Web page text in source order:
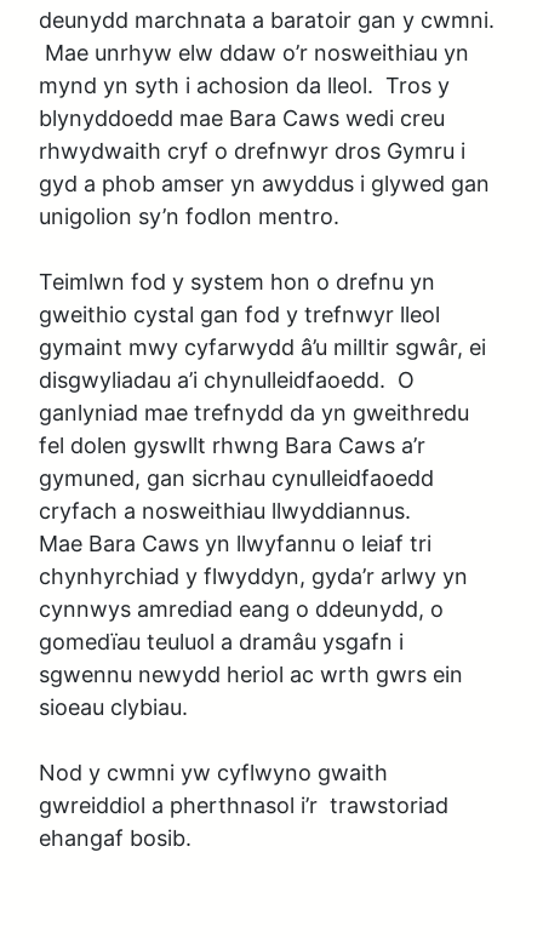
deunydd marchnata a baratoir gan y cwmni.
Mae unrhyw elw ddaw o’r nosweithiau yn
mynd yn syth i achosion da lleol.  Tros y
blynyddoedd mae Bara Caws wedi creu
rhwydwaith cryf o drefnwyr dros Gymru i
gyd a phob amser yn awyddus i glywed gan
unigolion sy’n fodlon mentro.
Teimlwn fod y system hon o drefnu yn
gweithio cystal gan fod y trefnwyr lleol
gymaint mwy cyfarwydd â’u milltir sgwâr, ei
disgwyliadau a’i chynulleidfaoedd.  O
ganlyniad mae trefnydd da yn gweithredu
fel dolen gyswllt rhwng Bara Caws a’r
gymuned, gan sicrhau cynulleidfaoedd
cryfach a nosweithiau llwyddiannus.
Mae Bara Caws yn llwyfannu o leiaf tri
chynhyrchiad y flwyddyn, gyda’r arlwy yn
cynnwys amrediad eang o ddeunydd, o
gomedïau teuluol a dramâu ysgafn i
sgwennu newydd heriol ac wrth gwrs ein
sioeau clybiau.
Nod y cwmni yw cyflwyno gwaith
gwreiddiol a pherthnasol i’r  trawstoriad
ehangaf bosib.